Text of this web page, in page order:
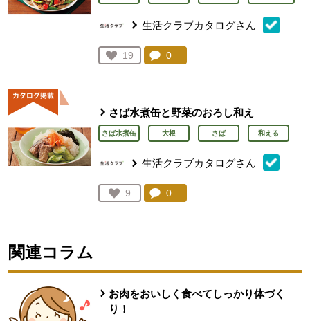
生活クラブカタログさん
お気に入り登録：
19
人が登録
コメント：
0
さば水煮缶と野菜のおろし和え
さば水煮缶 大根 さば 和える
生活クラブカタログさん
お気に入り登録：
9
人が登録
コメント：
0
関連コラム
お肉をおいしく食べてしっかり体づく
り！